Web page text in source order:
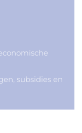
subsidies en